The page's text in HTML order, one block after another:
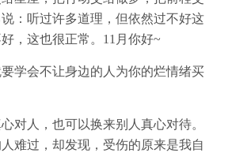
：听过许多道理，但依然过不好这
，这也很正常。11月你好~
学会不让身边的人为你的烂情绪买
对人，也可以换来别人真心对待。
难过，却发现，受伤的原来是我自